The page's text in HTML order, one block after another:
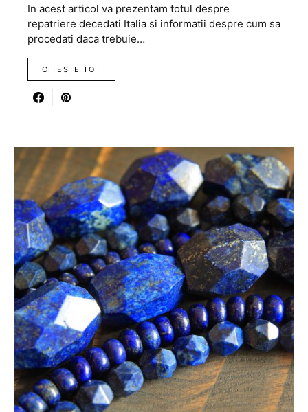
In acest articol va prezentam totul despre
repatriere decedati Italia si informatii despre cum sa
procedati daca trebuie…
CITESTE TOT